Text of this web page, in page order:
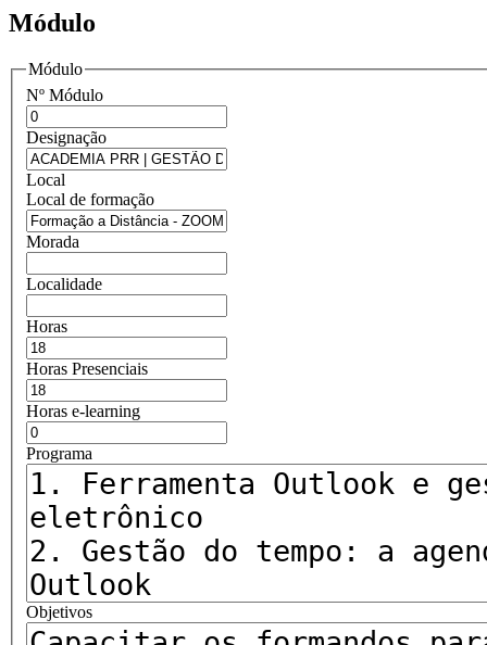
Módulo
Módulo
Nº Módulo
Designação
Local
Local de formação
Morada
Localidade
Horas
Horas Presenciais
Horas e-learning
Programa
Objetivos